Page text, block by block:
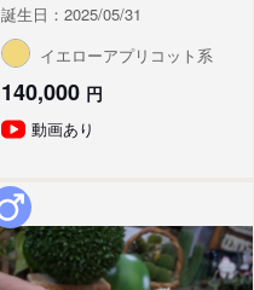
誕生日：2025/05/31
イエローアプリコット系
140,000 円
動画あり